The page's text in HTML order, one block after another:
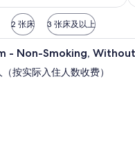
2 张床 3 张床及以上
羽绒被、客房
- Non-Smoking,
按实际入住人数收费）